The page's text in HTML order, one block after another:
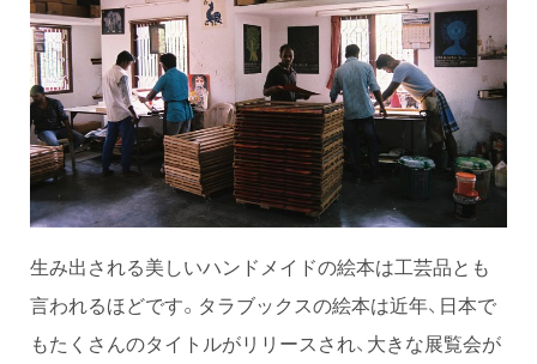
生み出される美しいハンドメイドの絵本は工芸品とも
言われるほどです。タラブックスの絵本は近年、日本で
もたくさんのタイトルがリリースされ、大きな展覧会が